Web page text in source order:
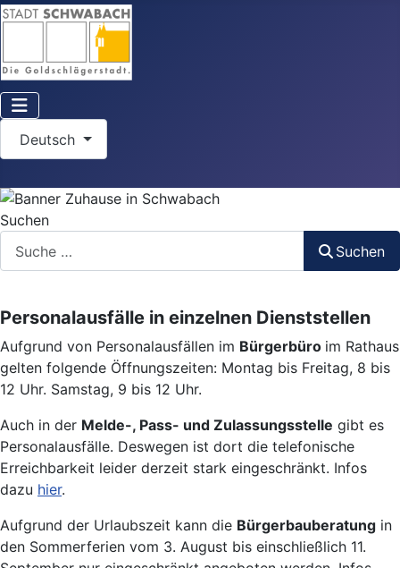
Deutsch
Suchen
Suchen
Personalausfälle in einzelnen Dienststellen
Aufgrund von Personalausfällen im Bürgerbüro im Rathaus
gelten folgende Öffnungszeiten: Montag bis Freitag, 8 bis
12 Uhr. Samstag, 9 bis 12 Uhr.
Auch in der Melde-, Pass- und Zulassungsstelle gibt es
Personalausfälle. Deswegen ist dort die telefonische
Erreichbarkeit leider derzeit stark eingeschränkt. Infos
dazu hier.
Aufgrund der Urlaubszeit kann die Bürgerbauberatung in
den Sommerferien vom 3. August bis einschließlich 11.